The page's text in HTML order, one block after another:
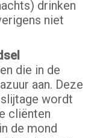
drinken
niet
die in de
aan. Deze
wordt
cliënten
de mond